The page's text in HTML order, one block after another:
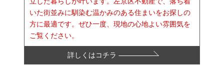
いた街並みに馴染む温かみのある住まいをお探しの
方に最適です。ぜひ一度、現地の心地よい雰囲気を
ご覧ください。
詳しくはコチラ